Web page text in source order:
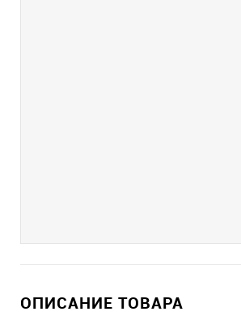
ОПИСАНИЕ ТОВАРА